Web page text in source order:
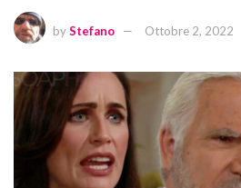
byStefano Ottobre 2, 2022